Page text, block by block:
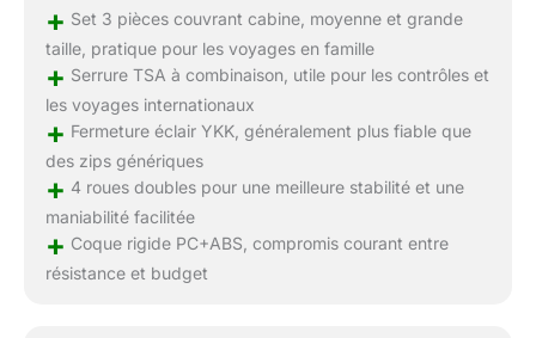
+ Set 3 pièces couvrant cabine, moyenne et grande
taille, pratique pour les voyages en famille
+ Serrure TSA à combinaison, utile pour les contrôles et
les voyages internationaux
+ Fermeture éclair YKK, généralement plus fiable que
des zips génériques
+ 4 roues doubles pour une meilleure stabilité et une
maniabilité facilitée
+ Coque rigide PC+ABS, compromis courant entre
résistance et budget